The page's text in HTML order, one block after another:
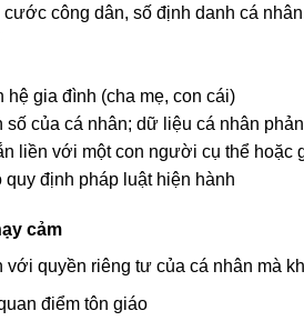
công dân, số định danh cá
hệ gia đình (cha mẹ, con cái)
số của cá nhân; dữ liệu cá nhân
liền với một con người cụ thể
định pháp luật hiện hành
cảm
với quyền riêng tư của cá nhân mà
điểm tôn giáo